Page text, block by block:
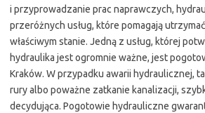
i przyprowadzanie prac naprawczych,
przeróżnych usług, które pomagają
właściwym stanie. Jedną z usług, której
hydraulika jest ogromnie ważne, jest
Kraków. W przypadku awarii hydraulicznej,
rury albo poważne zatkanie kanalizacji,
decydująca. Pogotowie hydrauliczne